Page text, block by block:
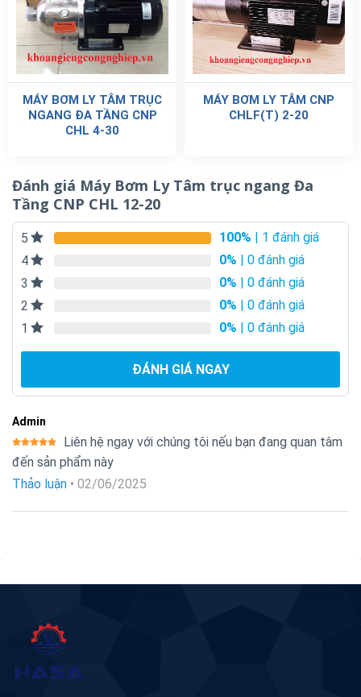
MÁY BƠM LY TÂM TRỤC
NGANG ĐA TẦNG CNP
CHL 4-30
MÁY BƠM LY TÂM CNP
CHLF(T) 2-20
Đánh giá Máy Bơm Ly Tâm trục ngang Đa
Tầng CNP CHL 12-20
5 100% | 1 đánh giá
4
0% | 0 đánh giá
3
0% | 0 đánh giá
2
0% | 0 đánh giá
1
0% | 0 đánh giá
ĐÁNH GIÁ NGAY
Admin
Được xếp
hạng
55
Liên hệ ngay với chúng tôi nếu bạn đang quan tâm
đến sản phẩm này
Thảo luận • 02/06/2025